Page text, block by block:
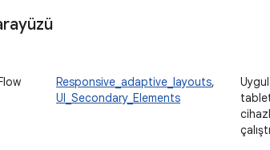
Responsive_adaptive_layouts,
UI_Secondary_Elements